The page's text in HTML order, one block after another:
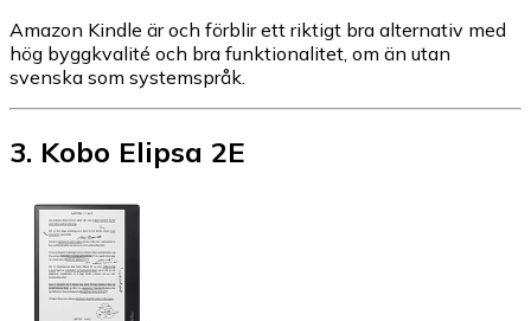
Amazon Kindle är och förblir ett riktigt bra alternativ med
hög byggkvalité och bra funktionalitet, om än utan
svenska som systemspråk.
3. Kobo Elipsa 2E